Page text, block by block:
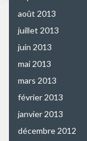
août 2013
juillet 2013
juin 2013
mai 2013
mars 2013
février 2013
janvier 2013
décembre 2012